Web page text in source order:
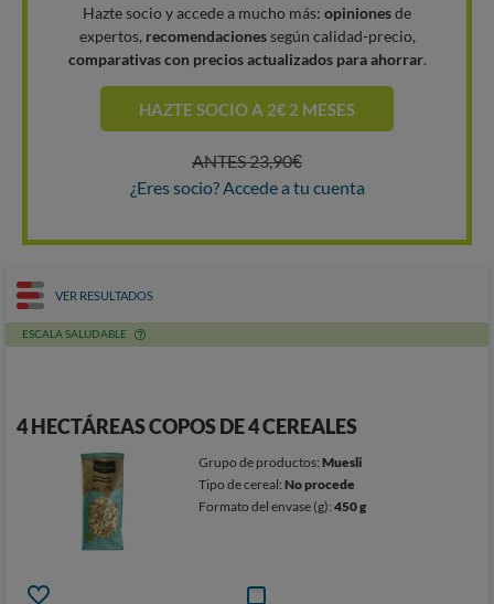
Hazte socio y accede a mucho más: opinionesde
expertos, recomendacionessegún calidad-precio,
comparativas con precios actualizados para ahorrar.
HAZTE SOCIO A 2€ 2 MESES
ANTES 23,90€
¿Eres socio? Accede a tu cuenta
VER RESULTADOS
ESCALA SALUDABLE
4 HECTÁREAS COPOS DE 4 CEREALES
Grupo de productos:Muesli
Tipo de cereal:No procede
Formato del envase (g):450 g